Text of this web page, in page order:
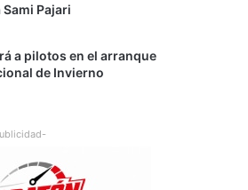
Pajari
a pilotos en el arranque
de Invierno